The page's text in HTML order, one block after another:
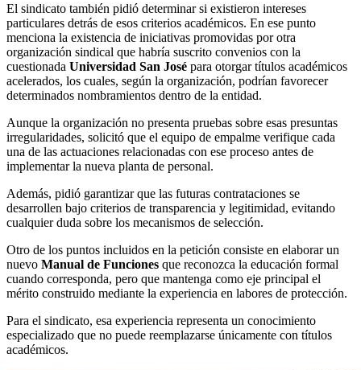
El sindicato también pidió determinar si existieron intereses
particulares detrás de esos criterios académicos. En ese punto
menciona la existencia de iniciativas promovidas por otra
organización sindical que habría suscrito convenios con la
cuestionada Universidad San José para otorgar títulos académicos
acelerados, los cuales, según la organización, podrían favorecer
determinados nombramientos dentro de la entidad.
Aunque la organización no presenta pruebas sobre esas presuntas
irregularidades, solicitó que el equipo de empalme verifique cada
una de las actuaciones relacionadas con ese proceso antes de
implementar la nueva planta de personal.
Además, pidió garantizar que las futuras contrataciones se
desarrollen bajo criterios de transparencia y legitimidad, evitando
cualquier duda sobre los mecanismos de selección.
Otro de los puntos incluidos en la petición consiste en elaborar un
nuevo Manual de Funciones que reconozca la educación formal
cuando corresponda, pero que mantenga como eje principal el
mérito construido mediante la experiencia en labores de protección.
Para el sindicato, esa experiencia representa un conocimiento
especializado que no puede reemplazarse únicamente con títulos
académicos.